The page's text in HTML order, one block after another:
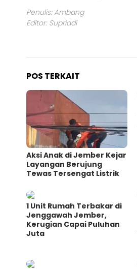
Penulis: Ambang
Editor: Supriadi
POS TERKAIT
Aksi Anak di Jember Kejar
Layangan Berujung
Tewas Tersengat Listrik
1 Unit Rumah Terbakar di
Jenggawah Jember,
Kerugian Capai Puluhan
Juta